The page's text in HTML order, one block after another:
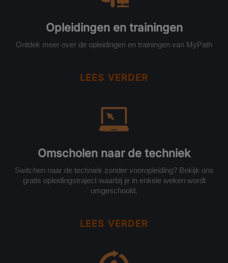
Opleidingen en trainingen
Ontdek meer over de opleidingen en trainingen van MyPath
LEES VERDER
Omscholen naar de techniek
Switchen naar de techniek zonder vooropleiding? Bekijk ons
gratis opleidingstraject waarbij je in enkele weken wordt
omgeschoold.
LEES VERDER